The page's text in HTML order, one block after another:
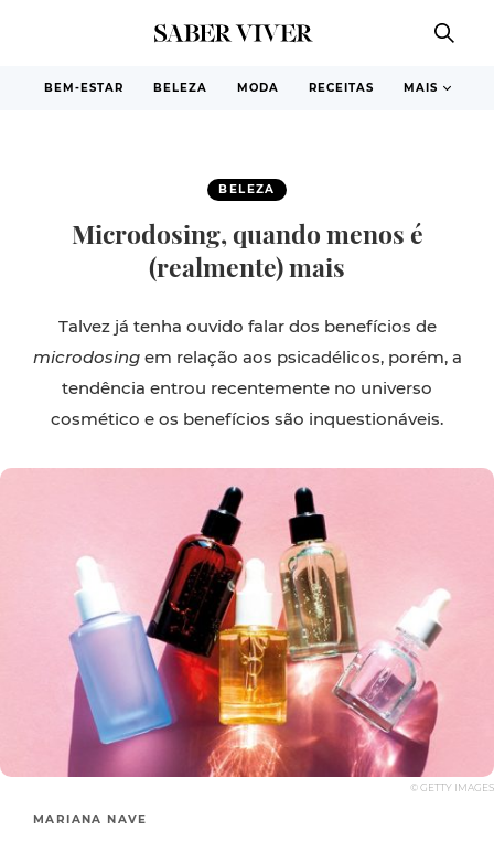
BEM-ESTAR BELEZA MODA RECEITAS MAIS
BELEZA
Microdosing, quando menos é
(realmente) mais
Talvez já tenha ouvido falar dos benefícios de
microdosingem relação aos psicadélicos, porém, a
tendência entrou recentemente no universo
cosmético e os benefícios são inquestionáveis.
© GETTY IMAGES
MARIANA NAVE